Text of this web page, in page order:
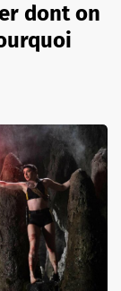
dont on